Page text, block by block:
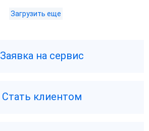
Загрузить еще
Заявка на сервис
Стать клиентом